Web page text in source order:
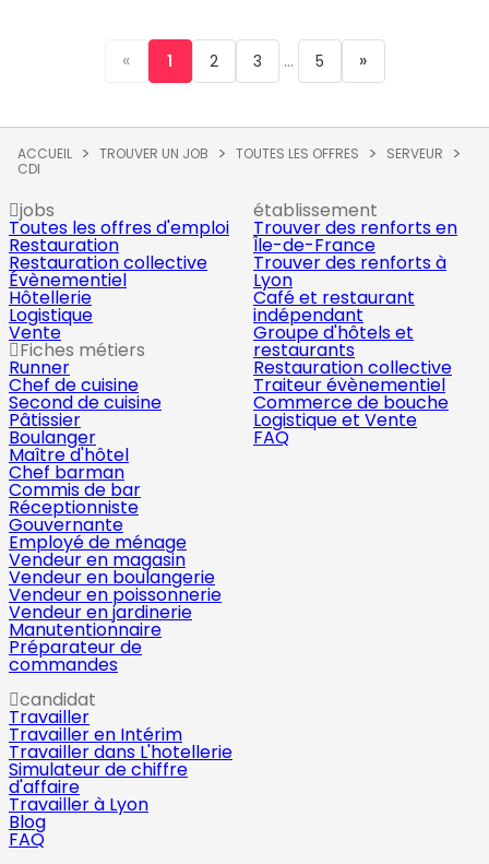
« 1 2 3 ... 5 »
ACCUEIL TROUVER UN JOB TOUTES LES OFFRES
SERVEUR
CDI
jobs
Toutes les offres d'emploi
Restauration
Restauration collective
Évènementiel
Hôtellerie
Logistique
Vente
Fiches métiers
Runner
Chef de cuisine
Second de cuisine
Pâtissier
Boulanger
Maître d'hôtel
Chef barman
Commis de bar
Réceptionniste
Gouvernante
Employé de ménage
Vendeur en magasin
Vendeur en boulangerie
Vendeur en poissonnerie
Vendeur en jardinerie
Manutentionnaire
Préparateur de
commandes
établissement
Trouver des renforts en
Île-de-France
Trouver des renforts à
Lyon
Café et restaurant
indépendant
Groupe d'hôtels et
restaurants
Restauration collective
Traiteur évènementiel
Commerce de bouche
Logistique et Vente
FAQ
candidat
Travailler
Travailler en Intérim
Travailler dans L'hotellerie
Simulateur de chiffre
d'affaire
Travailler à Lyon
Blog
FAQ